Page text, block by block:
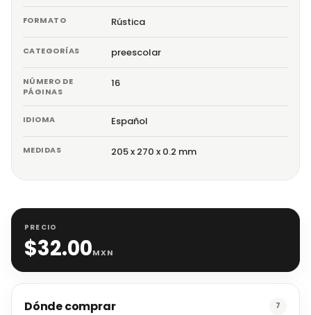
FORMATO Rústica
CATEGORÍAS preescolar
NÚMERO DE
PÁGINAS
16
IDIOMA Español
MEDIDAS 205 x 270 x 0.2 mm
PRECIO
$32.00MXN
Dónde comprar 7